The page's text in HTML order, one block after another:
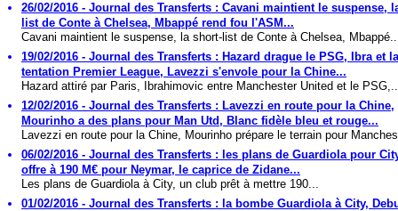
26/02/2016 - Journal des Transferts : Cavani maintient le suspense,
list de Conte à Chelsea, Mbappé rend fou l'ASM...
Cavani maintient le suspense, la short-list de Conte à Chelsea,
19/02/2016 - Journal des Transferts : Hazard drague le PSG, Ibra et la
tentation Premier League, Lavezzi s'envole pour la Chine...
Hazard attiré par Paris, Ibrahimovic entre Manchester United et le
12/02/2016 - Journal des Transferts : Lavezzi en route pour la Chine,
Mourinho a des plans pour Man Utd, Blanc fidèle bleu et rouge...
Lavezzi en route pour la Chine, Mourinho prépare le terrain pour
06/02/2016 - Journal des Transferts : les plans de Guardiola pour
offre à 190 M€ pour Neymar, le caprice de Zidane...
Les plans de Guardiola à City, un club prêt à mettre 190...
01/02/2016 - Journal des Transferts : la bombe Guardiola à City,